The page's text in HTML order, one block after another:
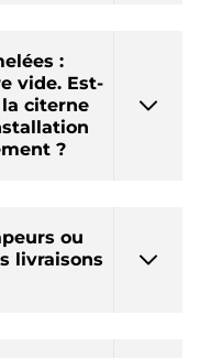
:
vide. Est-
citerne
?
ou
livraisons